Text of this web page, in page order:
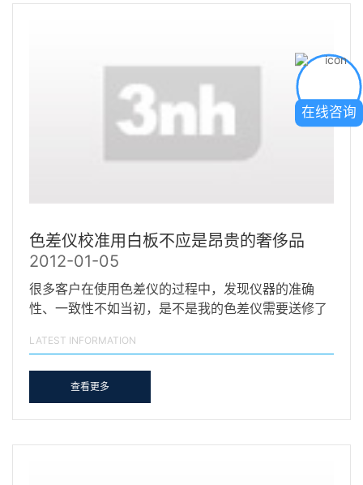
色差仪校准用白板不应是昂贵的奢侈品
2012-01-05
很多客户在使用色差仪的过程中，发现仪器的准确
性、一致性不如当初，是不是我的色差仪需要送修了
LATEST INFORMATION
查看更多
在线咨询